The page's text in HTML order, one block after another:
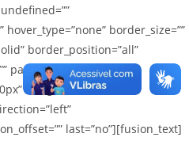
border_size=””
border_position=”all”
padding_bottom=””
margin_bottom=””
last=”no”][fusion_text]